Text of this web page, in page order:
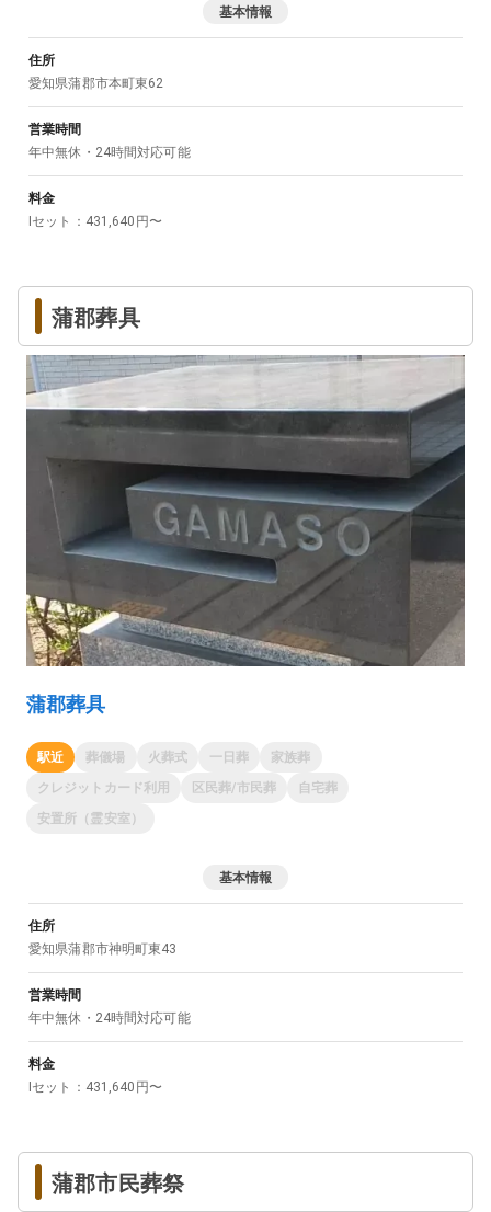
基本情報
住所
愛知県蒲郡市本町東62
営業時間
年中無休・24時間対応可能
料金
Iセット
： 431,640 円〜
蒲郡葬具
蒲郡葬具
駅近 葬儀場 火葬式 一日葬
家族葬
クレジットカード利用
区民葬/市民葬
自宅葬
安置所（霊安室）
基本情報
住所
愛知県蒲郡市神明町東43
営業時間
年中無休・24時間対応可能
料金
Iセット
： 431,640 円〜
蒲郡市民葬祭